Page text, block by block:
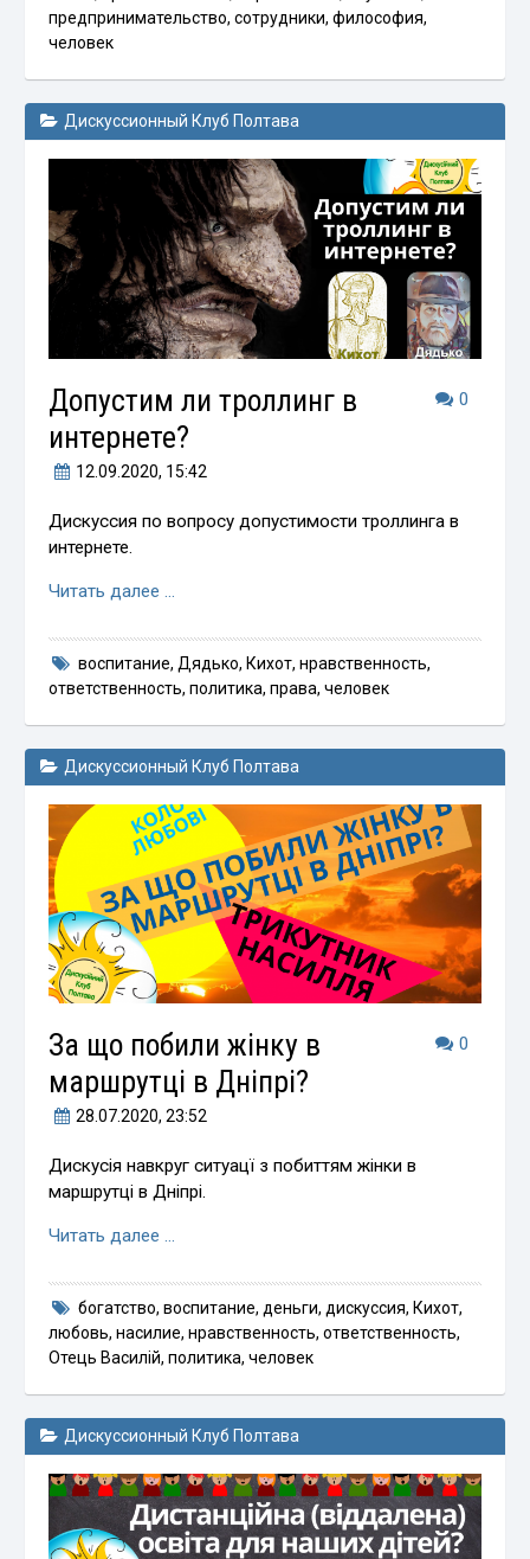
предпринимательство,сотрудники,философия,
человек
Дискуссионный Клуб Полтава
0
Допустим ли троллинг в
интернете?
12.09.2020, 15:42
Дискуссия по вопросу допустимости троллинга в
интернете.
Читать далее …
воспитание, Дядько, Кихот, нравственность,
ответственность,политика,права,человек
Дискуссионный Клуб Полтава
0
За що побили жінку в
маршрутці в Дніпрі?
28.07.2020, 23:52
Дискусія навкруг ситуацї з побиттям жінки в
маршрутці в Дніпрі.
Читать далее …
богатство, воспитание, деньги, дискуссия, Кихот,
любовь,насилие,нравственность,ответственность,
Отець Василій,политика,человек
Дискуссионный Клуб Полтава